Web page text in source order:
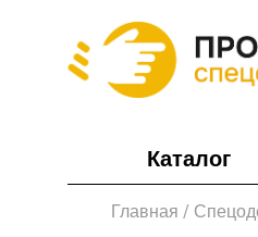
содержимому
Каталог
Главная /